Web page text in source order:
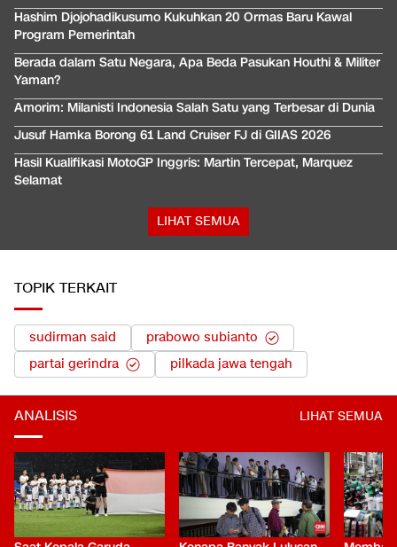
Hashim Djojohadikusumo Kukuhkan 20 Ormas Baru Kawal
Program Pemerintah
Berada dalam Satu Negara, Apa Beda Pasukan Houthi & Militer
Yaman?
Amorim: Milanisti Indonesia Salah Satu yang Terbesar di Dunia
Jusuf Hamka Borong 61 Land Cruiser FJ di GIIAS 2026
Hasil Kualifikasi MotoGP Inggris: Martin Tercepat, Marquez
Selamat
LIHAT SEMUA
TOPIK TERKAIT
sudirman said
prabowo subianto
partai gerindra
pilkada jawa tengah
ANALISIS LIHAT SEMUA